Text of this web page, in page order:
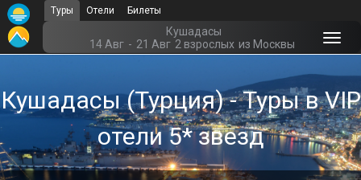
Туры Отели Билеты
Кушадасы
14 Авг - 21 Авг 2 взрослых из Москвы
Кушадасы (Турция) - Туры в VIP
отели 5* звезд
Главная
Офис г. Москва
Помощь
Подборки отелей